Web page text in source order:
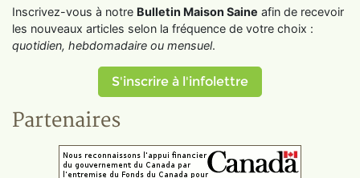
Inscrivez-vous à notre Bulletin Maison Saine afin de recevoir
les nouveaux articles selon la fréquence de votre choix :
quotidien, hebdomadaire ou mensuel.
S'inscrire à l'infolettre
Partenaires